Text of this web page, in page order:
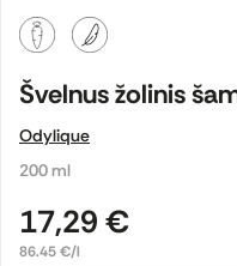
Švelnus žolinis
Odylique
200 ml
17,29 €
86.45 €/l